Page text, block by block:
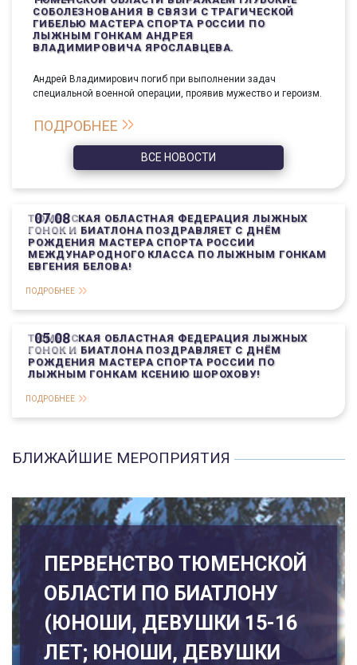
СОБОЛЕЗНОВАНИЯ В СВЯЗИ С ТРАГИЧЕСКОЙ
ГИБЕЛЬЮ МАСТЕРА СПОРТА РОССИИ ПО
ЛЫЖНЫМ ГОНКАМ АНДРЕЯ
ВЛАДИМИРОВИЧА ЯРОСЛАВЦЕВА.
Андрей Владимирович погиб при выполнении задач
специальной военной операции, проявив мужество и героизм.
ПОДРОБНЕЕ
ВСЕ НОВОСТИ
07.08
ТЮМЕНСКАЯ ОБЛАСТНАЯ ФЕДЕРАЦИЯ ЛЫЖНЫХ
ГОНОК И БИАТЛОНА ПОЗДРАВЛЯЕТ С ДНЁМ
РОЖДЕНИЯ МАСТЕРА СПОРТА РОССИИ
МЕЖДУНАРОДНОГО КЛАССА ПО ЛЫЖНЫМ ГОНКАМ
ЕВГЕНИЯ БЕЛОВА!
ПОДРОБНЕЕ
05.08
ТЮМЕНСКАЯ ОБЛАСТНАЯ ФЕДЕРАЦИЯ ЛЫЖНЫХ
ГОНОК И БИАТЛОНА ПОЗДРАВЛЯЕТ С ДНЁМ
РОЖДЕНИЯ МАСТЕРА СПОРТА РОССИИ ПО
ЛЫЖНЫМ ГОНКАМ КСЕНИЮ ШОРОХОВУ!
ПОДРОБНЕЕ
БЛИЖАЙШИЕ МЕРОПРИЯТИЯ
ПЕРВЕНСТВО ТЮМЕНСКОЙ
ОБЛАСТИ ПО БИАТЛОНУ
(ЮНОШИ, ДЕВУШКИ 15-16
ЛЕТ; ЮНОШИ, ДЕВУШКИ